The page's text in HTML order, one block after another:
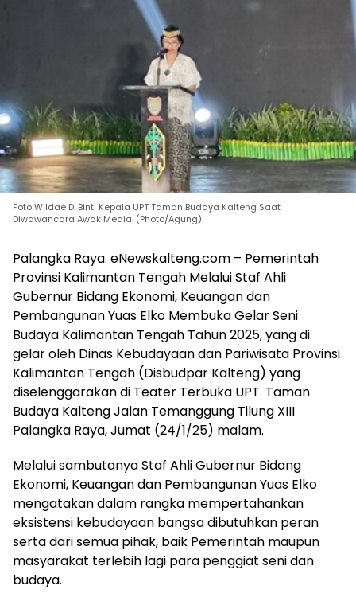
Foto Wildae D. Binti Kepala UPT Taman Budaya Kalteng Saat
Diwawancara Awak Media. (Photo/Agung)
Palangka Raya. eNewskalteng.com – Pemerintah
Provinsi Kalimantan Tengah Melalui Staf Ahli
Gubernur Bidang Ekonomi, Keuangan dan
Pembangunan Yuas Elko Membuka Gelar Seni
Budaya Kalimantan Tengah Tahun 2025, yang di
gelar oleh Dinas Kebudayaan dan Pariwisata Provinsi
Kalimantan Tengah (Disbudpar Kalteng) yang
diselenggarakan di Teater Terbuka UPT. Taman
Budaya Kalteng Jalan Temanggung Tilung XIII
Palangka Raya, Jumat (24/1/25) malam.
Melalui sambutanya Staf Ahli Gubernur Bidang
Ekonomi, Keuangan dan Pembangunan Yuas Elko
mengatakan dalam rangka mempertahankan
eksistensi kebudayaan bangsa dibutuhkan peran
serta dari semua pihak, baik Pemerintah maupun
masyarakat terlebih lagi para penggiat seni dan
budaya.